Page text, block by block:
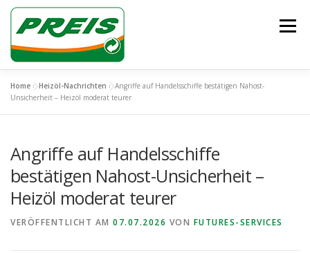
Zum
springen
Menü
ÜBER UNS HEIZÖL/DIESEL
UNSER TEAM KONTAKT
Home »Heizöl-Nachrichten »Angriffe auf Handelsschiffe bestätigen Nahost-
Unsicherheit – Heizöl moderat teurer
Angriffe auf Handelsschiffe
bestätigen Nahost-Unsicherheit –
Heizöl moderat teurer
VERÖFFENTLICHT AM 07.07.2026 VON FUTURES-SERVICES